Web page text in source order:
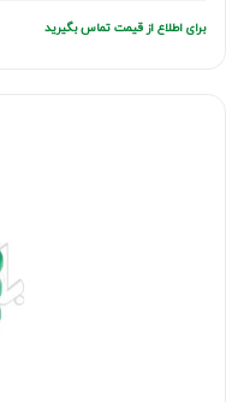
برای اطلاع از قیمت تماس بگیرید